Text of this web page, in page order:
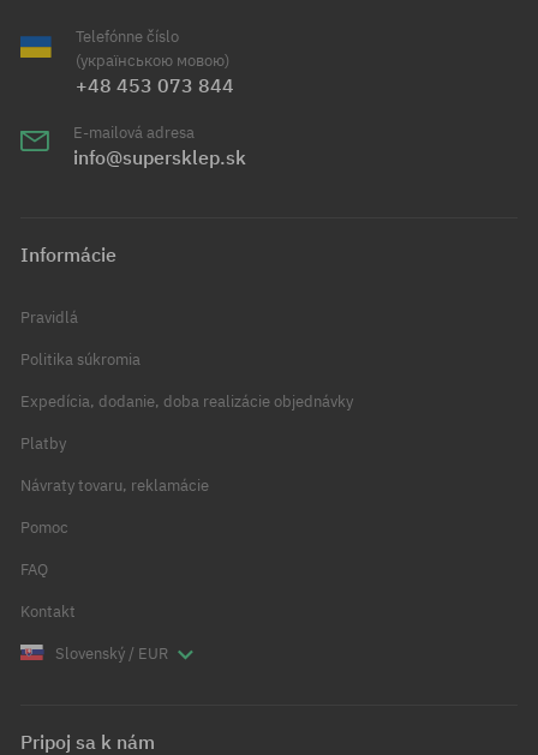
Telefónne číslo
(українською мовою)
+48 453 073 844
E-mailová adresa
info@supersklep.sk
Informácie
Pravidlá
Politika súkromia
Expedícia, dodanie, doba realizácie objednávky
Platby
Návraty tovaru, reklamácie
Pomoc
FAQ
Kontakt
Slovenský / EUR
Pripoj sa k nám